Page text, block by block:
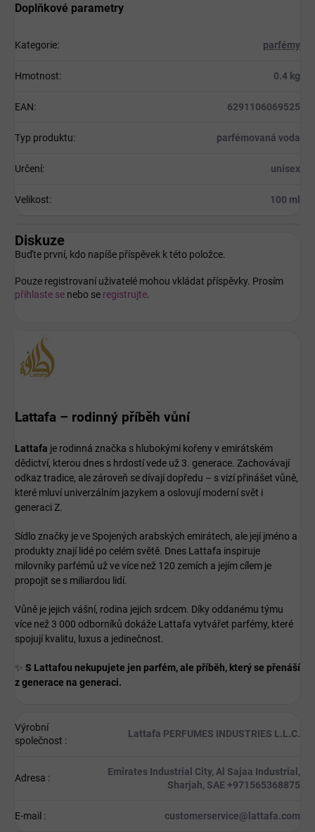
Doplňkové parametry
Kategorie: parfémy
Hmotnost: 0.4 kg
EAN: 6291106069525
Typ produktu: parfémovaná voda
Určení: unisex
Velikost: 100 ml
Diskuze
Buďte první, kdo napíše příspěvek k této položce.
Pouze registrovaní uživatelé mohou vkládat příspěvky. Prosím
přihlaste se nebo se registrujte.
Lattafa – rodinný příběh vůní
Lattafa je rodinná značka s hlubokými kořeny v emirátském
dědictví, kterou dnes s hrdostí vede už 3. generace. Zachovávají
odkaz tradice, ale zároveň se dívají dopředu – s vizí přinášet vůně,
které mluví univerzálním jazykem a oslovují moderní svět i
generaci Z.
Sídlo značky je ve Spojených arabských emirátech, ale její jméno a
produkty znají lidé po celém světě. Dnes Lattafa inspiruje
milovníky parfémů už ve více než 120 zemích a jejím cílem je
propojit se s miliardou lidí.
Vůně je jejich vášní, rodina jejich srdcem. Díky oddanému týmu
více než 3 000 odborníků dokáže Lattafa vytvářet parfémy, které
spojují kvalitu, luxus a jedinečnost.
✨ S Lattafou nekupujete jen parfém, ale příběh, který se přenáší
z generace na generaci.
Výrobní
společnost :
Lattafa PERFUMES INDUSTRIES L.L.C.
Adresa :
Emirates Industrial City, Al Sajaa Industrial,
Sharjah, SAE +971565368875
E-mail : customerservice@lattafa.com